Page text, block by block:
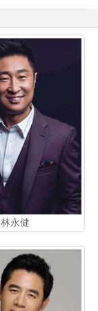
林永健